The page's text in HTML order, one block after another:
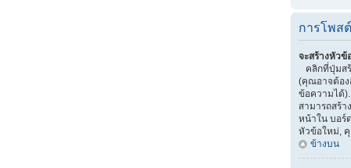
การโพส
จะสร้างหัวข้
คลิกที่ปุ่มส
(คุณอาจต้อง
ข้อความได้
สามารถสร้
หน้าใน บอร์
หัวข้อใหม่,
ข้างบน